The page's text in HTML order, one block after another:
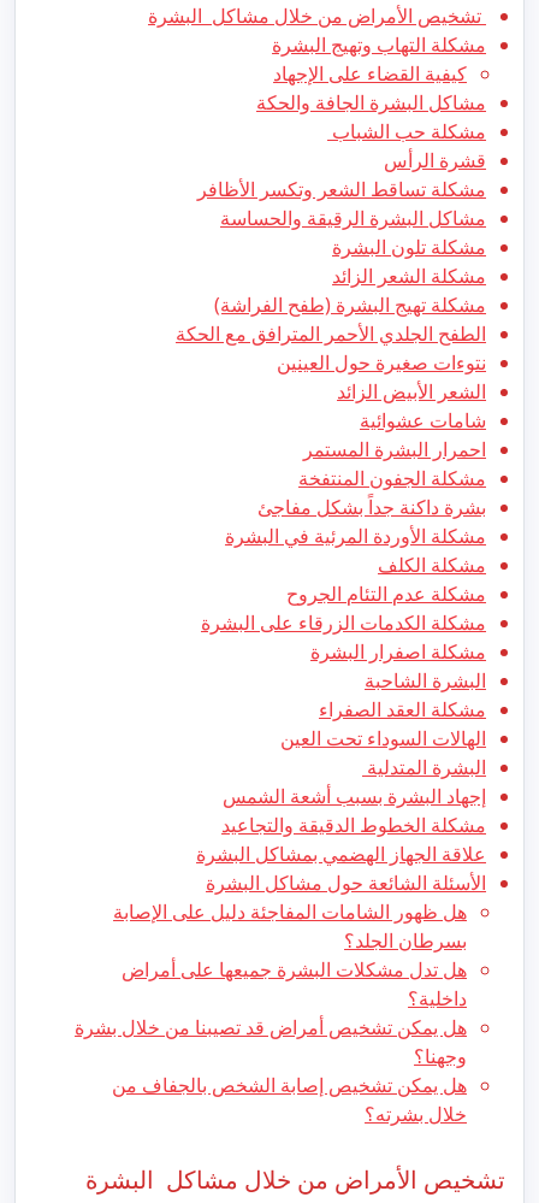
تشخيص الأمراض من خلال مشاكل البشرة
مشكلة التهاب وتهيج البشرة
كيفية القضاء على الإجهاد
مشاكل البشرة الجافة والحكة
مشكلة حب الشباب
قشرة الرأس
مشكلة تساقط الشعر وتكسر الأظافر
مشاكل البشرة الرقيقة والحساسة
مشكلة تلون البشرة
مشكلة الشعر الزائد
مشكلة تهيج البشرة (طفح الفراشة)
الطفح الجلدي الأحمر المترافق مع الحكة
نتوءات صغيرة حول العينين
الشعر الأبيض الزائد
شامات عشوائية
احمرار البشرة المستمر
مشكلة الجفون المنتفخة
بشرة داكنة جداً بشكل مفاجئ
مشكلة الأوردة المرئية في البشرة
مشكلة الكلف
مشكلة عدم التئام الجروح
مشكلة الكدمات الزرقاء على البشرة
مشكلة اصفرار البشرة
البشرة الشاحبة
مشكلة العقد الصفراء
الهالات السوداء تحت العين
البشرة المتدلية
إجهاد البشرة بسبب أشعة الشمس
مشكلة الخطوط الدقيقة والتجاعيد
علاقة الجهاز الهضمي بمشاكل البشرة
الأسئلة الشائعة حول مشاكل البشرة
هل ظهور الشامات المفاجئة دليل على الإصابة
بسرطان الجلد؟
هل تدل مشكلات البشرة جميعها على أمراض
داخلية؟
هل يمكن تشخيص أمراض قد تصيبنا من خلال بشرة
وجهنا؟
هل يمكن تشخيص إصابة الشخص بالجفاف من
خلال بشرته؟
تشخيص الأمراض من خلال مشاكل البشرة